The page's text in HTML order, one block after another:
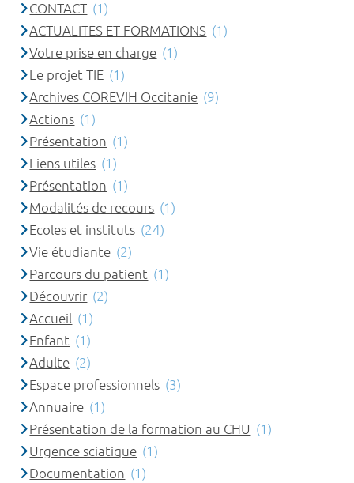
CONTACT (1)
ACTUALITES ET FORMATIONS (1)
Votre prise en charge (1)
Le projet TIE (1)
Archives COREVIH Occitanie (9)
Actions (1)
Présentation (1)
Liens utiles (1)
Présentation (1)
Modalités de recours (1)
Ecoles et instituts (24)
Vie étudiante (2)
Parcours du patient (1)
Découvrir (2)
Accueil (1)
Enfant (1)
Adulte (2)
Espace professionnels (3)
Annuaire (1)
Présentation de la formation au CHU (1)
Urgence sciatique (1)
Documentation (1)